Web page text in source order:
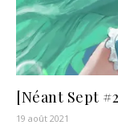
[Néant Sept
19 août 2021